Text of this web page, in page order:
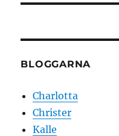
BLOGGARNA
Charlotta
Christer
Kalle